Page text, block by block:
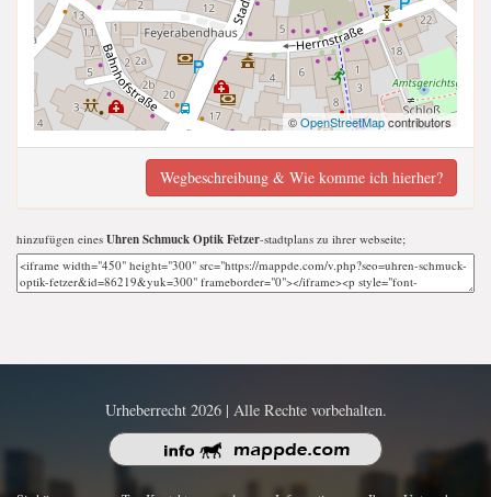
©OpenStreetMapcontributors
Wegbeschreibung & Wie komme ich hierher?
hinzufügen eines Uhren Schmuck Optik Fetzer-stadtplans zu ihrer webseite;
Urheberrecht 2026 | Alle Rechte vorbehalten.